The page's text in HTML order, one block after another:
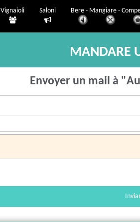
Vignaioli Saloni Bere - Mangiare -
MANDARE
Envoyer un mail à